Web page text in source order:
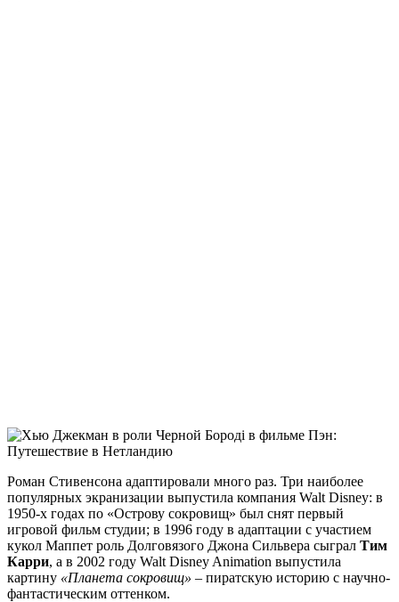
Роман Стивенсона адаптировали много раз. Три наиболее
популярных экранизации выпустила компания Walt Disney: в
1950-х годах по «Острову сокровищ» был снят первый
игровой фильм студии; в 1996 году в адаптации с участием
кукол Маппет роль Долговязого Джона Сильвера сыграл Тим
Карри, а в 2002 году Walt Disney Animation выпустила
картину «Планета сокровищ» – пиратскую историю с научно-
фантастическим оттенком.